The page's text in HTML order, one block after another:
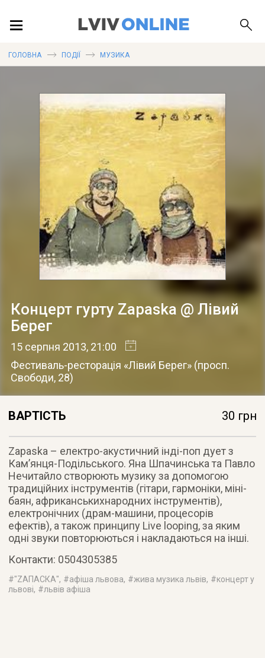
ПУБЛІКАЦІЇ
ДОВІДКА
ГОЛОВНА ПОДІЇ МУЗИКА
Концерт гурту Zapaska @ Лівий
Берег
15 серпня 2013, 21:00
Фестиваль-ресторація «Лівий Берег» (просп.
Свободи, 28)
ВАРТІСТЬ 30 грн
Zapaska – електро-акустичний інді-поп дует з
Кам’янця-Подільського. Яна Шпачинська та Павло
Нечитайло створюють музику за допомогою
традиційних інструментів (гітари, гармоніки, міні-
баян, африканськихнародних інструментів),
електронічних (драм-машини, процесорів
ефектів), а також принципу Live looping, за яким
одні звуки повторюються і накладаються на інші.
Контакти: 0504305385
#"ZАПАСКА", #афіша львова, #жива музика львів, #концерт у
львові, #львів афіша